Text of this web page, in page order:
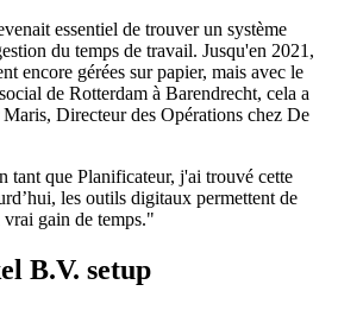
essentiel de trouver un système
du temps de travail. Jusqu'en 2021,
encore gérées sur papier, mais avec le
de Rotterdam à Barendrecht, cela a
Directeur des Opérations chez De
tant que Planificateur, j'ai trouvé cette
les outils digitaux permettent de
vrai gain de temps."
B.V. setup